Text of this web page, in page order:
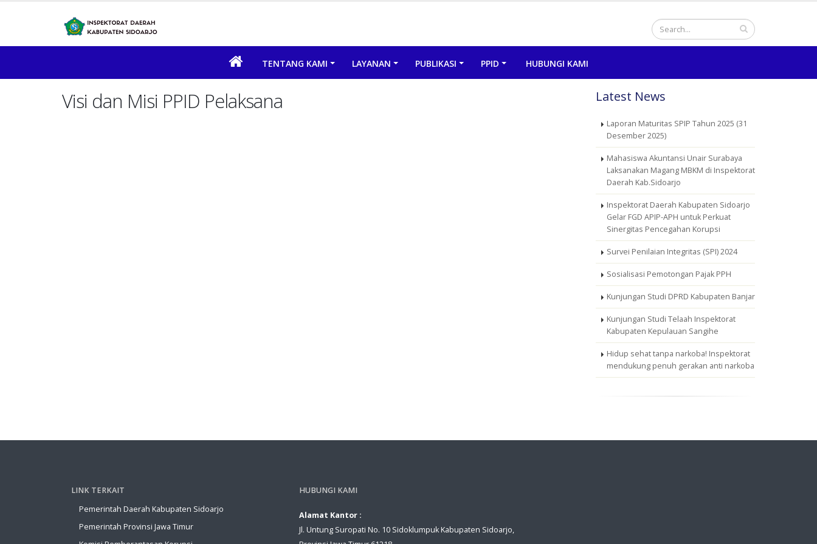
TENTANG KAMI LAYANAN PUBLIKASI PPID HUBUNGI KAMI
Visi dan Misi PPID Pelaksana Latest News
Laporan Maturitas SPIP Tahun 2025 (31
Desember 2025)
Mahasiswa Akuntansi Unair Surabaya
Laksanakan Magang MBKM di Inspektorat
Daerah Kab.Sidoarjo
Inspektorat Daerah Kabupaten Sidoarjo
Gelar FGD APIP-APH untuk Perkuat
Sinergitas Pencegahan Korupsi
Survei Penilaian Integritas (SPI) 2024
Sosialisasi Pemotongan Pajak PPH
Kunjungan Studi DPRD Kabupaten Banjar
Kunjungan Studi Telaah Inspektorat
Kabupaten Kepulauan Sangihe
Hidup sehat tanpa narkoba! Inspektorat
mendukung penuh gerakan anti narkoba
LINK TERKAIT
Pemerintah Daerah Kabupaten Sidoarjo
Pemerintah Provinsi Jawa Timur
HUBUNGI KAMI
Alamat Kantor :
Jl. Untung Suropati No. 10 Sidoklumpuk Kabupaten Sidoarjo,